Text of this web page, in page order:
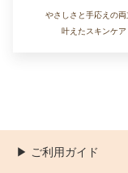
やさしさと手応えの両
叶えたスキンケア
▶︎ ご利用ガイド